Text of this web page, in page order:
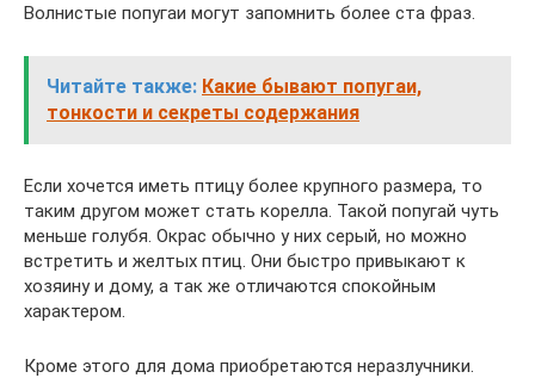
Волнистые попугаи могут запомнить более ста фраз.
Читайте также: Какие бывают попугаи,
тонкости и секреты содержания
Если хочется иметь птицу более крупного размера, то
таким другом может стать корелла. Такой попугай чуть
меньше голубя. Окрас обычно у них серый, но можно
встретить и желтых птиц. Они быстро привыкают к
хозяину и дому, а так же отличаются спокойным
характером.
Кроме этого для дома приобретаются неразлучники.